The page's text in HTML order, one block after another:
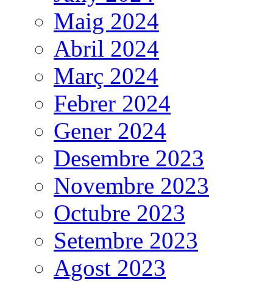
Maig 2024
Abril 2024
Març 2024
Febrer 2024
Gener 2024
Desembre 2023
Novembre 2023
Octubre 2023
Setembre 2023
Agost 2023